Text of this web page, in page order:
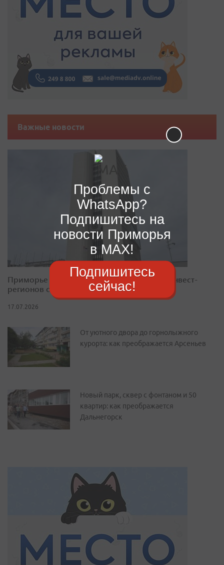
Важные новости
Приморье закрепилось в десятке лучших инвест-
регионов страны
17.07.2026
От уютного двора до горнолыжного
курорта: как преображается Арсеньев
Новый парк, сквер с фонтаном и 50
квартир: как преображается
Дальнегорск
Проблемы с
WhatsApp?
Подпишитесь на
новости Приморья
в MAX!
Подпишитесь
сейчас!